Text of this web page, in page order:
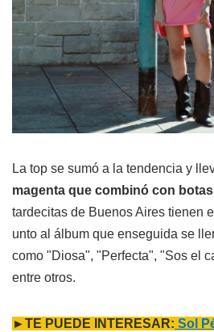
La top se sumó a la tendencia y
magenta que combinó con
tardecitas de Buenos Aires tienen
unto al álbum que enseguida se
como "Diosa", "Perfecta", "Sos el
entre otros.
►TE PUEDE INTERESAR: Sol